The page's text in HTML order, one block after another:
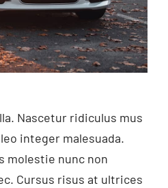
Nascetur ridiculus mus
integer malesuada.
molestie nunc non
Cursus risus at ultrices